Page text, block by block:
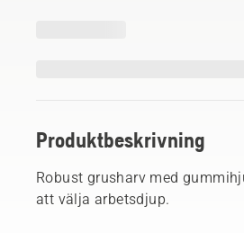
Produktbeskrivning
Robust grusharv med
att välja arbetsdjup.